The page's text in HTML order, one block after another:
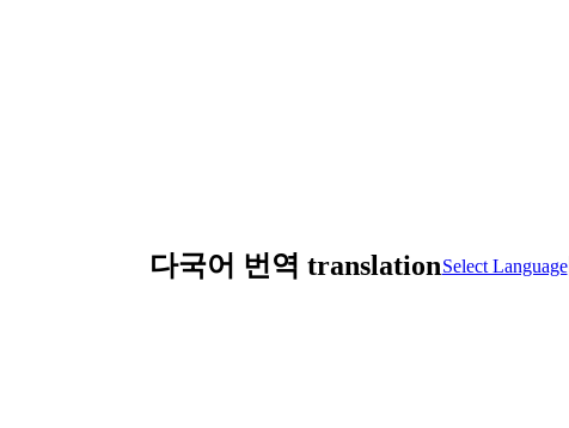
다국어 번역 translationSelect Language